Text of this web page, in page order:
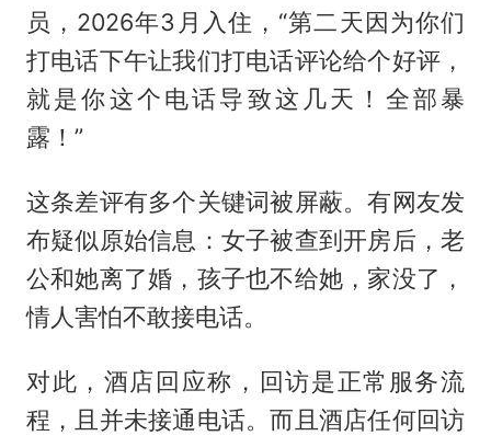
员，2026年3月入住，“第二天因为你们
打电话下午让我们打电话评论给个好评，
就是你这个电话导致这几天！全部暴
露！”
这条差评有多个关键词被屏蔽。有网友发
布疑似原始信息：女子被查到开房后，老
公和她离了婚，孩子也不给她，家没了，
情人害怕不敢接电话。
对此，酒店回应称，回访是正常服务流
程，且并未接通电话。而且酒店任何回访